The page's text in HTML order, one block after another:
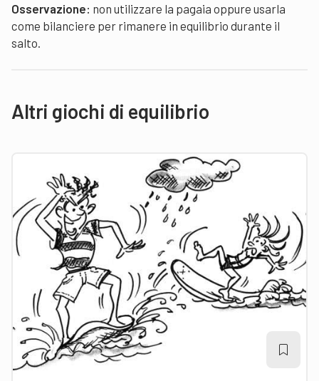
Osservazione: non utilizzare la pagaia oppure usarla
come bilanciere per rimanere in equilibrio durante il
salto.
Altri giochi di equilibrio